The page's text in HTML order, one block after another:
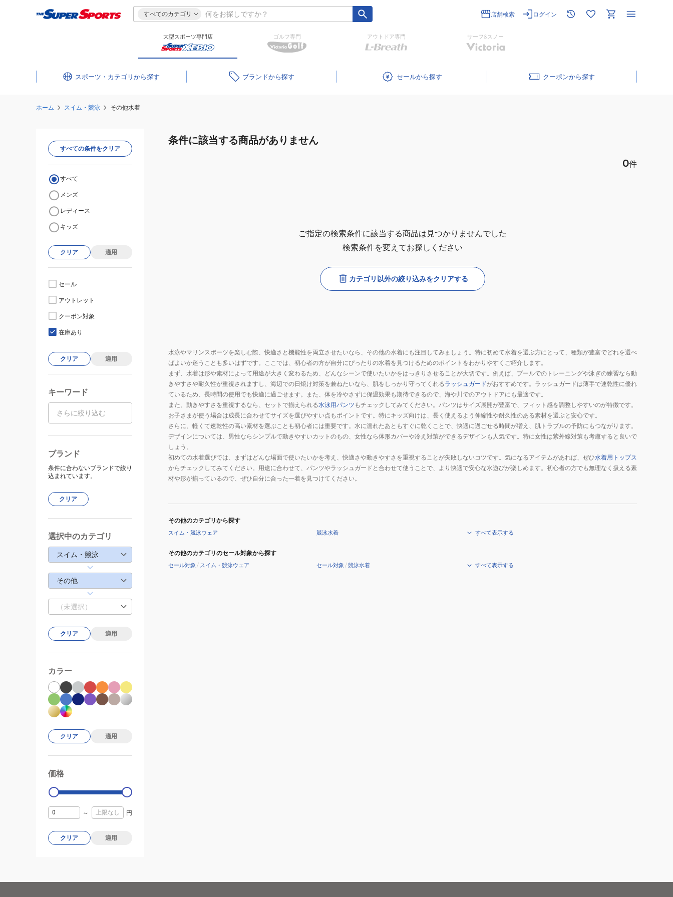
すべてのカテゴリ 店舗検索 ログイン
大型スポーツ専門店 ゴルフ専門 アウトドア専門 サーフ&スノー
スポーツ・カテゴリ ブランド セール クーポン
ホーム スイム・競泳 その他水着
条件に該当する商品がありません
0件
ご指定の検索条件に該当する商品は見つかりませんでした
検索条件を変えてお探しください
カテゴリ以外の絞り込みをクリアする
水泳やマリンスポーツを楽しむ際、快適さと機能性を両立させたいなら、その他の水着にも注目してみましょう。特に初めて水着を選ぶ方にとって、種類が豊富でどれを選べ
ばよいか迷うことも多いはずです。ここでは、初心者の方が自分にぴったりの水着を見つけるためのポイントをわかりやすくご紹介します。
まず、水着は形や素材によって用途が大きく変わるため、どんなシーンで使いたいかをはっきりさせることが大切です。例えば、プールでのトレーニングや泳ぎの練習なら動
きやすさや耐久性が重視されますし、海辺での日焼け対策を兼ねたいなら、肌をしっかり守ってくれるラッシュガードがおすすめです。ラッシュガードは薄手で速乾性に優れ
ているため、長時間の使用でも快適に過ごせます。また、体を冷やさずに保温効果も期待できるので、海や川でのアウトドアにも最適です。
また、動きやすさを重視するなら、セットで揃えられる水泳用パンツ もチェックしてみてください。パンツはサイズ展開が豊富で、フィット感を調整しやすいのが特徴です。
お子さまが使う場合は成長に合わせてサイズを選びやすい点もポイントです。特にキッズ向けは、長く使えるよう伸縮性や耐久性のある素材を選ぶと安心です。
さらに、軽くて速乾性の高い素材を選ぶことも初心者には重要です。水に濡れたあともすぐに乾くことで、快適に過ごせる時間が増え、肌トラブルの予防にもつながります。
デザインについては、男性ならシンプルで動きやすいカットのもの、女性なら体形カバーや冷え対策ができるデザインも人気です。特に女性は紫外線対策も考慮すると良いで
しょう。
初めての水着選びでは、まずはどんな場面で使いたいかを考え、快適さや動きやすさを重視することが失敗しないコツです。気になるアイテムがあれば、ぜひ水着用トップス
からチェックしてみてください。用途に合わせて、パンツやラッシュガードと合わせて使うことで、より快適で安心な水遊びが楽しめます。初心者の方でも無理なく扱える素
材や形が揃っているので、ぜひ自分に合った一着を見つけてください。
その他のカテゴリから探す
スイム・競泳ウェア 競泳水着 すべて表示する
その他のカテゴリのセール対象から探す
セール対象 / スイム・競泳ウェア セール対象 /競泳水着 すべて表示する
すべての条件をクリア
すべて
メンズ
レディース
キッズ
クリア 適用
セール
アウトレット
クーポン対象
在庫あり
クリア 適用
キーワード
ブランド
条件に合わないブランドで絞り
込まれています。
クリア
選択中のカテゴリ
スイム・競泳
その他
（未選択）
クリア 適用
カラー
クリア 適用
価格
0
～ 円
クリア 適用